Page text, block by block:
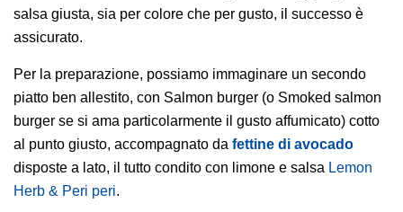
salsa giusta, sia per colore che per gusto, il successo è
assicurato.
Per la preparazione, possiamo immaginare un secondo
piatto ben allestito, con Salmon burger (o Smoked salmon
burger se si ama particolarmente il gusto affumicato) cotto
al punto giusto, accompagnato da fettine di avocado
disposte a lato, il tutto condito con limone e salsa Lemon
Herb & Peri peri.